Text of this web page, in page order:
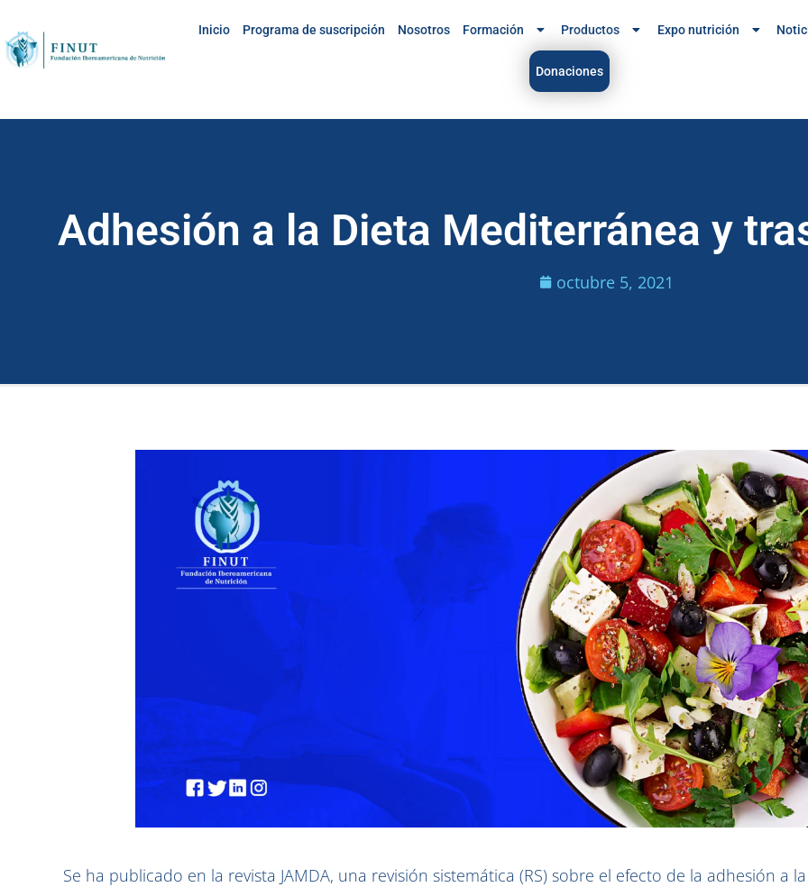
Inicio Programa de suscripción Nosotros Formación Productos Expo nutrición
Donaciones
Adhesión a la Dieta Mediterránea y
octubre 5, 2021
Se ha publicado en la revista JAMDA, una revisión sistemática (RS) sobre el efecto de la adhesión a